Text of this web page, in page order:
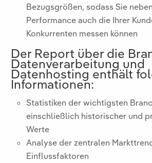
Bezugsgrößen, sodass Sie
Performance auch die Ihrer
Konkurrenten messen können
Der Report über die
Datenverarbeitung und
Datenhosting enthält
Informationen:
Statistiken der wichtigsten
einschließlich historischer und
Werte
Analyse der zentralen
Einflussfaktoren